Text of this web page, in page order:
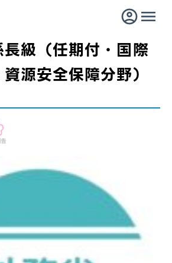
級（任期付・国際
源安全保障分野）